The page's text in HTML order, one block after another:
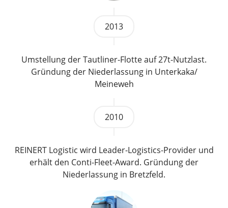
2013
Umstellung der Tautliner-Flotte auf 27t-Nutzlast.
Gründung der Niederlassung in Unterkaka/
Meineweh
2010
REINERT Logistic wird Leader-Logistics-Provider und
erhält den Conti-Fleet-Award. Gründung der
Niederlassung in Bretzfeld.